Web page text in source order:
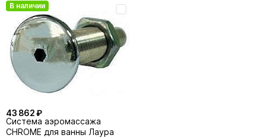
В наличии
43 862 ₽
Система аэромассажа
CHROME для ванны Лаура